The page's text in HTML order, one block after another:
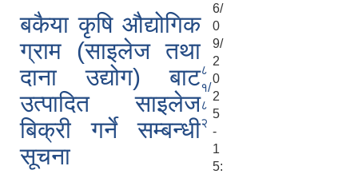
बकैया कृषि औद्योगिक
ग्राम (साइलेज तथा
दाना उद्योग) बाट
उत्पादित साइलेज
बिक्री गर्ने सम्बन्धी
सूचना
८
१/
८
२
6/
0
9/
2
0
2
5
-
1
5: